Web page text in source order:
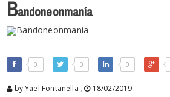
Bandoneonmanía
0 0 0
by Yael Fontanella , 18/02/2019